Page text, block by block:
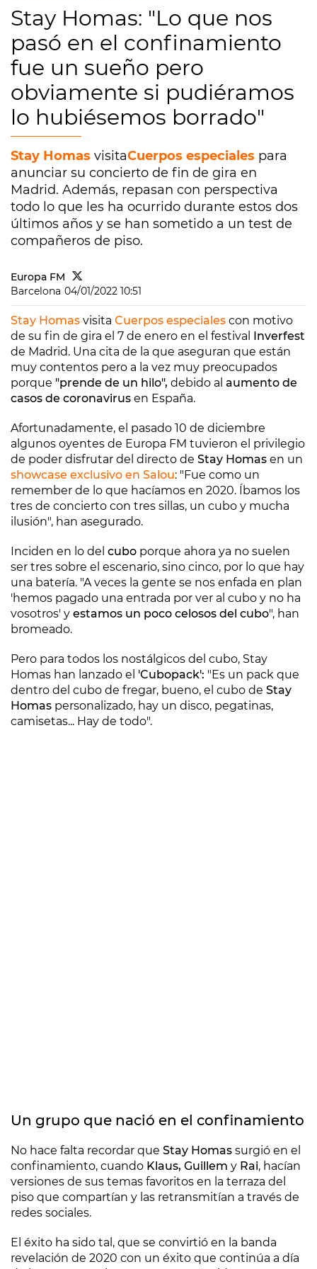
Stay Homas: "Lo que nos
pasó en el confinamiento
fue un sueño pero
obviamente si pudiéramos
lo hubiésemos borrado"
Stay Homas visitaCuerpos especiales para
anunciar su concierto de fin de gira en
Madrid. Además, repasan con perspectiva
todo lo que les ha ocurrido durante estos dos
últimos años y se han sometido a un test de
compañeros de piso.
Europa FM
Barcelona 04/01/2022 10:51
Stay Homas visita Cuerpos especiales con motivo
de su fin de gira el 7 de enero en el festival Inverfest
de Madrid. Una cita de la que aseguran que están
muy contentos pero a la vez muy preocupados
porque "prende de un hilo", debido al aumento de
casos de coronavirus en España.
Afortunadamente, el pasado 10 de diciembre
algunos oyentes de Europa FM tuvieron el privilegio
de poder disfrutar del directo de Stay Homas en un
showcase exclusivo en Salou: "Fue como un
remember de lo que hacíamos en 2020. Íbamos los
tres de concierto con tres sillas, un cubo y mucha
ilusión", han asegurado.
Inciden en lo del cubo porque ahora ya no suelen
ser tres sobre el escenario, sino cinco, por lo que hay
una batería. "A veces la gente se nos enfada en plan
'hemos pagado una entrada por ver al cubo y no ha
vosotros' y estamos un poco celosos del cubo", han
bromeado.
Pero para todos los nostálgicos del cubo, Stay
Homas han lanzado el 'Cubopack': "Es un pack que
dentro del cubo de fregar, bueno, el cubo de Stay
Homas personalizado, hay un disco, pegatinas,
camisetas... Hay de todo".
Un grupo que nació en el confinamiento
No hace falta recordar que Stay Homas surgió en el
confinamiento, cuando Klaus, Guillem y Rai, hacían
versiones de sus temas favoritos en la terraza del
piso que compartían y las retransmitían a través de
redes sociales.
El éxito ha sido tal, que se convirtió en la banda
revelación de 2020 con un éxito que continúa a día